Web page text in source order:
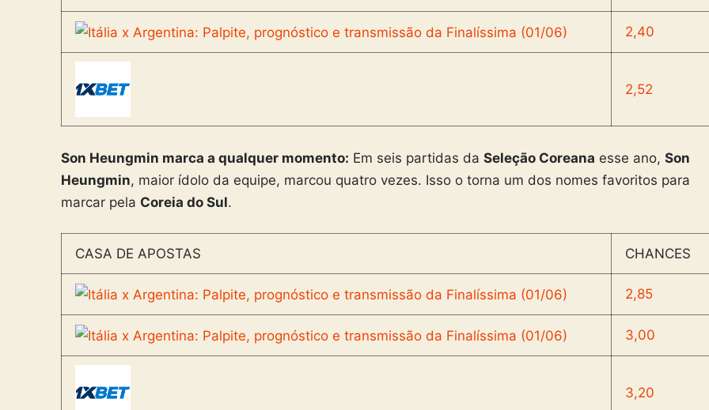
2,40
2,52
Son Heungmin marca a qualquer momento: Em seis partidas da Seleção Coreana esse ano, Son
Heungmin, maior ídolo da equipe, marcou quatro vezes. Isso o torna um dos nomes favoritos para
marcar pela Coreia do Sul.
CASA DE APOSTAS CHANCES
2,85
3,00
3,20